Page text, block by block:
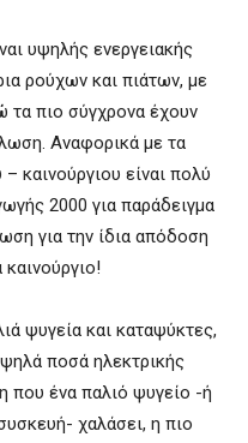
υψηλής ενεργειακής
ρούχων και πιάτων, με
τα πιο σύγχρονα έχουν
Αναφορικά με τα
καινούργιου είναι πολύ
2000 για παράδειγμα
για την ίδια απόδοση
καινούργιο!
ψυγεία και καταψύκτες,
ποσά ηλεκτρικής
που ένα παλιό ψυγείο -ή
χαλάσει, η πιο